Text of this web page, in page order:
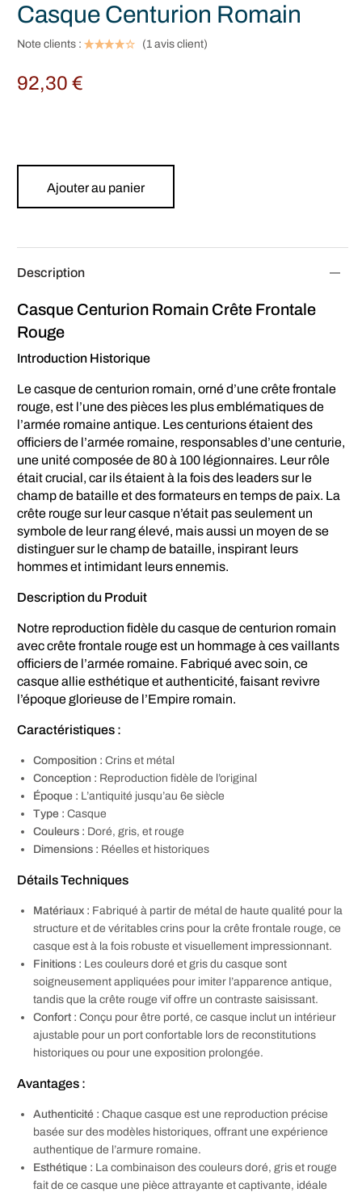
Casque Centurion Romain
Note clients : (1 avis client)
92,30€
Ajouter au panier
Description
Casque Centurion Romain Crête Frontale
Rouge
Introduction Historique
Le casque de centurion romain, orné d’une crête frontale
rouge, est l’une des pièces les plus emblématiques de
l’armée romaine antique. Les centurions étaient des
officiers de l’armée romaine, responsables d’une centurie,
une unité composée de 80 à 100 légionnaires. Leur rôle
était crucial, car ils étaient à la fois des leaders sur le
champ de bataille et des formateurs en temps de paix. La
crête rouge sur leur casque n’était pas seulement un
symbole de leur rang élevé, mais aussi un moyen de se
distinguer sur le champ de bataille, inspirant leurs
hommes et intimidant leurs ennemis.
Description du Produit
Notre reproduction fidèle du casque de centurion romain
avec crête frontale rouge est un hommage à ces vaillants
officiers de l’armée romaine. Fabriqué avec soin, ce
casque allie esthétique et authenticité, faisant revivre
l’époque glorieuse de l’Empire romain.
Caractéristiques :
Composition : Crins et métal
Conception : Reproduction fidèle de l’original
Époque : L’antiquité jusqu’au 6e siècle
Type : Casque
Couleurs : Doré, gris, et rouge
Dimensions : Réelles et historiques
Détails Techniques
Matériaux : Fabriqué à partir de métal de haute qualité pour la
structure et de véritables crins pour la crête frontale rouge, ce
casque est à la fois robuste et visuellement impressionnant.
Finitions : Les couleurs doré et gris du casque sont
soigneusement appliquées pour imiter l’apparence antique,
tandis que la crête rouge vif offre un contraste saisissant.
Confort : Conçu pour être porté, ce casque inclut un intérieur
ajustable pour un port confortable lors de reconstitutions
historiques ou pour une exposition prolongée.
Avantages :
Authenticité : Chaque casque est une reproduction précise
basée sur des modèles historiques, offrant une expérience
authentique de l’armure romaine.
Esthétique : La combinaison des couleurs doré, gris et rouge
fait de ce casque une pièce attrayante et captivante, idéale